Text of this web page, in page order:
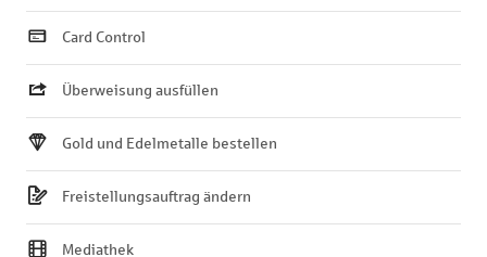
Card Control
Überweisung ausfüllen
Gold und Edelmetalle bestellen
Freistellungsauftrag ändern
Mediathek